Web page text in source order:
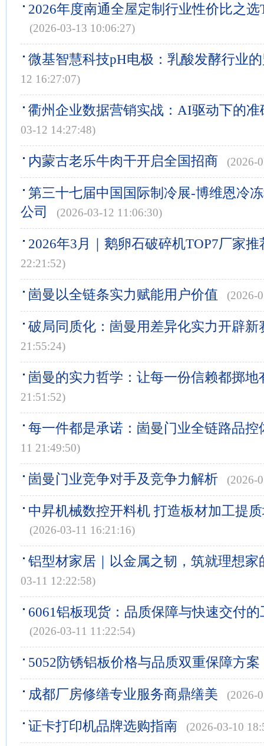
2026年度南通全屋定制行业性价比之选
(2026-03-13 10:06:27)
微基智慧科技pH电极：乳酸发酵行业
12 16:27:07)
衢州企业数据营销实战：AI驱动下的准
03-12 14:27:48)
内蒙古老乐牛肉干开启全国招商 (2026-
第三十七届中国国际制冷展-博维恩冷
公司
(2026-03-12 11:06:30)
2026年3月｜鹅卵石破碎机TOP7厂家推
22:21:52)
崮曼以全链条实力赋能用户价值 (2026-
破局同质化：崮曼用差异化实力开辟新
21:55:24)
崮曼的实力哲学：让每一份信赖都掷地
21:51:52)
每一件都是承诺：崮曼门业全链路品控
11 21:49:50)
崮曼门业竞争对手及竞争力解析 (2026-
中昇机械数控开料机 打造板材加工提
(2026-03-11 16:21:16)
铝型材家居｜以金属之韧，筑就理想家
03-11 12:22:58)
6061铝板现货：品质保障与快速交付
(2026-03-11 11:22:54)
5052防锈铝板价格与品质双重保障方案
成都厂房修缮专业服务商鼎缮美 (2026-
证卡打印机品牌选购指南 (2026-03-10